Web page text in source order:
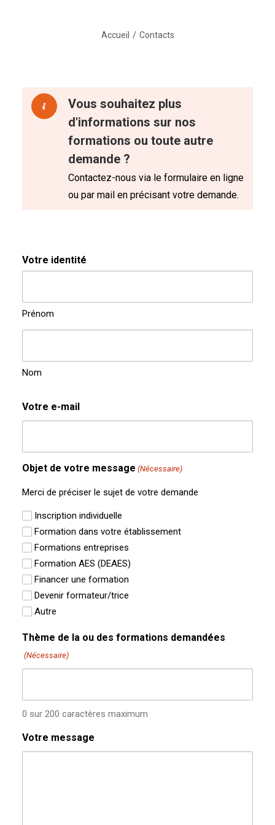
Accueil Contacts
Vous souhaitez plus
d'informations sur nos
formations ou toute autre
demande ?
Contactez-nous via le formulaire en ligne
ou par mail en précisant votre demande.
Votre identité
Prénom
Nom
Votre e-mail
Objet de votre message (Nécessaire)
Merci de préciser le sujet de votre demande
Inscription individuelle
Formation dans votre établissement
Formations entreprises
Formation AES (DEAES)
Financer une formation
Devenir formateur/trice
Autre
Thème de la ou des formations demandées
(Nécessaire)
0 sur 200 caractères maximum
Votre message